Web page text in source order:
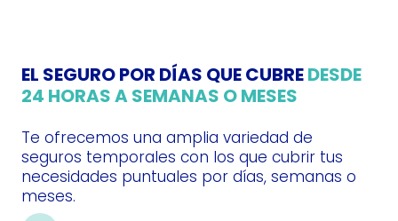
EL SEGURO POR DÍAS QUE CUBREDESDE
24 HORAS A SEMANAS O MESES
Te ofrecemos una amplia variedad de
seguros temporales con los que cubrir tus
necesidades puntuales por días, semanas o
meses.